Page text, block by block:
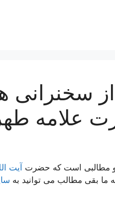
سخنرانی
علامه
و مطالبی است که حضرت آیت
ما بقی مطالب می توانید به